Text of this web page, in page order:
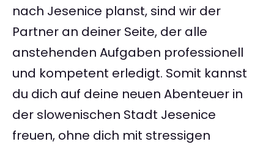
nach Jesenice planst, sind wir der
Partner an deiner Seite, der alle
anstehenden Aufgaben professionell
und kompetent erledigt. Somit kannst
du dich auf deine neuen Abenteuer in
der slowenischen Stadt Jesenice
freuen, ohne dich mit stressigen